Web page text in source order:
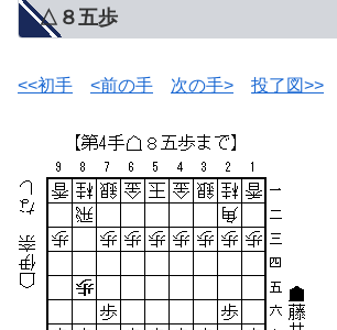
△８五歩
<<初手 <前の手 次の手> 投了図>>